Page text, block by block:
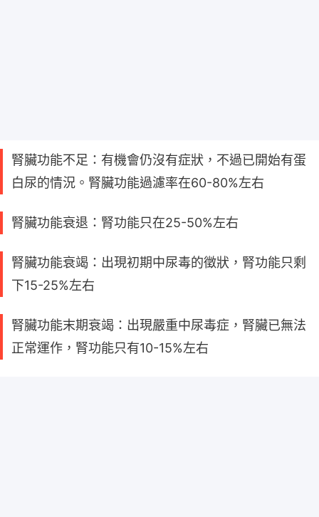
腎臟功能不足：有機會仍沒有症狀，不過已開始有蛋
白尿的情況。腎臟功能過濾率在60-80%左右
腎臟功能衰退：腎功能只在25-50%左右
腎臟功能衰竭：出現初期中尿毒的徵狀，腎功能只剩
下15-25%左右
腎臟功能末期衰竭：出現嚴重中尿毒症，腎臟已無法
正常運作，腎功能只有10-15%左右